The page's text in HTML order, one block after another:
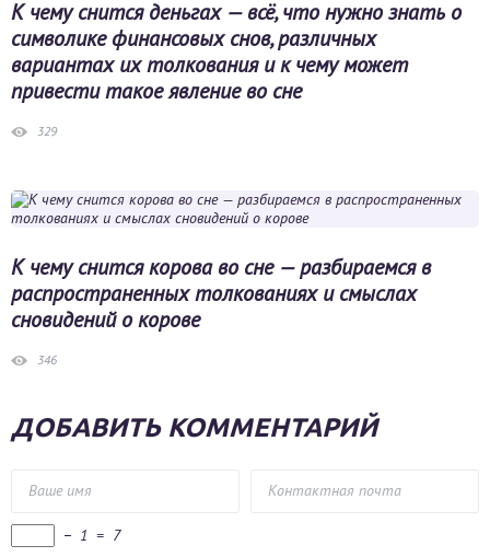
К чему снится деньгах — всё, что нужно знать о
символике финансовых снов, различных
вариантах их толкования и к чему может
привести такое явление во сне
329
К чему снится корова во сне — разбираемся в
распространенных толкованиях и смыслах
сновидений о корове
346
ДОБАВИТЬ КОММЕНТАРИЙ
− 1 = 7